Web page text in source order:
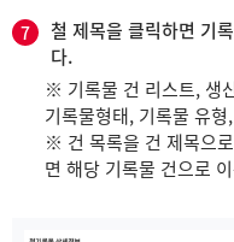
7
철 제목을 클릭하면 기
다.
※ 기록물 건 리스트, 생
기록물형태, 기록물 유
※ 건 목록을 건 제목으
면 해당 기록물 건으로